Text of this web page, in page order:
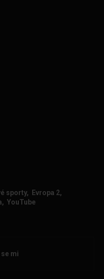
sporty, Evropa 2,
YouTube
se mi